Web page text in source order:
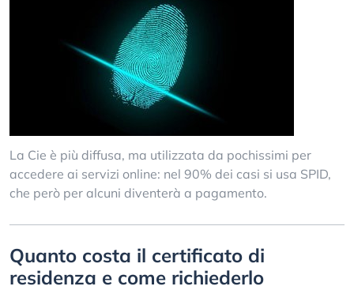
La Cie è più diffusa, ma utilizzata da pochissimi per
accedere ai servizi online: nel 90% dei casi si usa SPID,
che però per alcuni diventerà a pagamento.
Quanto costa il certificato di
residenza e come richiederlo